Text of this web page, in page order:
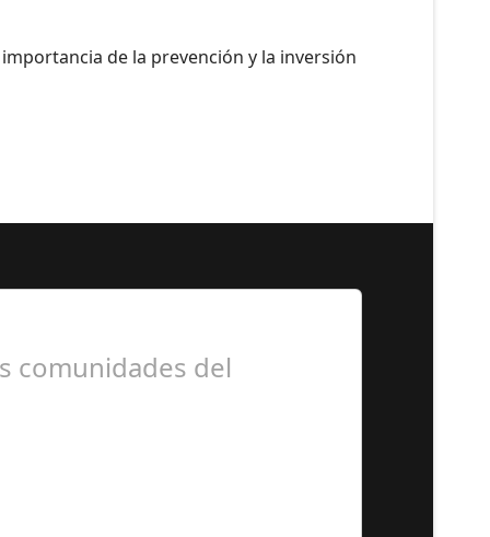
de la prevención y la inversión
comunidades del